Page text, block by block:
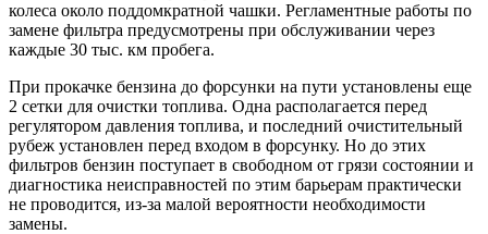
колеса около поддомкратной чашки. Регламентные работы по
замене фильтра предусмотрены при обслуживании через
каждые 30 тыс. км пробега.
При прокачке бензина до форсунки на пути установлены еще
2 сетки для очистки топлива. Одна располагается перед
регулятором давления топлива, и последний очистительный
рубеж установлен перед входом в форсунку. Но до этих
фильтров бензин поступает в свободном от грязи состоянии и
диагностика неисправностей по этим барьерам практически
не проводится, из-за малой вероятности необходимости
замены.